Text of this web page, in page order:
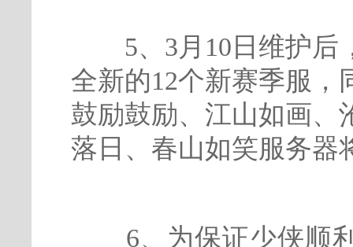
5、3月10日维护后
全新的12个新赛季服
鼓励鼓励、江山如画、
落日、春山如笑服务器
6、为保证少侠顺利